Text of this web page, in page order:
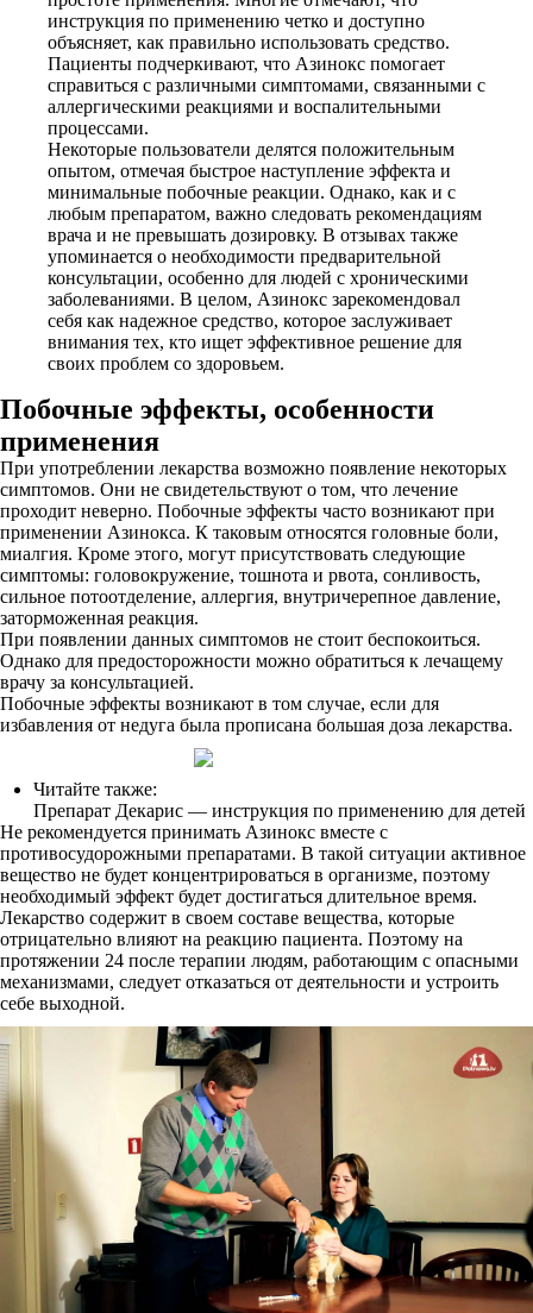
инструкция по применению четко и доступно
объясняет, как правильно использовать средство.
Пациенты подчеркивают, что Азинокс помогает
справиться с различными симптомами, связанными с
аллергическими реакциями и воспалительными
процессами.
Некоторые пользователи делятся положительным
опытом, отмечая быстрое наступление эффекта и
минимальные побочные реакции. Однако, как и с
любым препаратом, важно следовать рекомендациям
врача и не превышать дозировку. В отзывах также
упоминается о необходимости предварительной
консультации, особенно для людей с хроническими
заболеваниями. В целом, Азинокс зарекомендовал
себя как надежное средство, которое заслуживает
внимания тех, кто ищет эффективное решение для
своих проблем со здоровьем.
Побочные эффекты, особенности
применения
При употреблении лекарства возможно появление некоторых
симптомов. Они не свидетельствуют о том, что лечение
проходит неверно. Побочные эффекты часто возникают при
применении Азинокса. К таковым относятся головные боли,
миалгия. Кроме этого, могут присутствовать следующие
симптомы: головокружение, тошнота и рвота, сонливость,
сильное потоотделение, аллергия, внутричерепное давление,
заторможенная реакция.
При появлении данных симптомов не стоит беспокоиться.
Однако для предосторожности можно обратиться к лечащему
врачу за консультацией.
Побочные эффекты возникают в том случае, если для
избавления от недуга была прописана большая доза лекарства.
Читайте также:
Препарат Декарис — инструкция по применению для детей
Не рекомендуется принимать Азинокс вместе с
противосудорожными препаратами. В такой ситуации активное
вещество не будет концентрироваться в организме, поэтому
необходимый эффект будет достигаться длительное время.
Лекарство содержит в своем составе вещества, которые
отрицательно влияют на реакцию пациента. Поэтому на
протяжении 24 после терапии людям, работающим с опасными
механизмами, следует отказаться от деятельности и устроить
себе выходной.